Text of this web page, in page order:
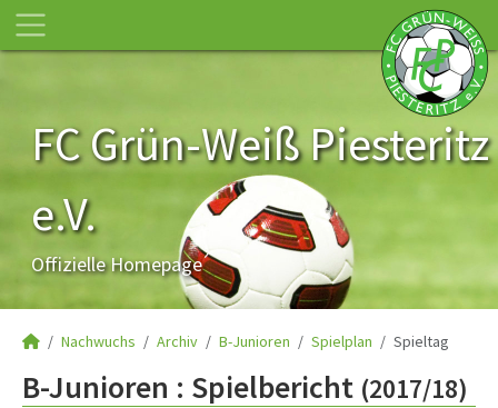
FC Grün-Weiß Piesteritz
e.V.
Offizielle Homepage
Nachwuchs Archiv B-Junioren Spielplan Spieltag
B-Junioren : Spielbericht (2017/18)